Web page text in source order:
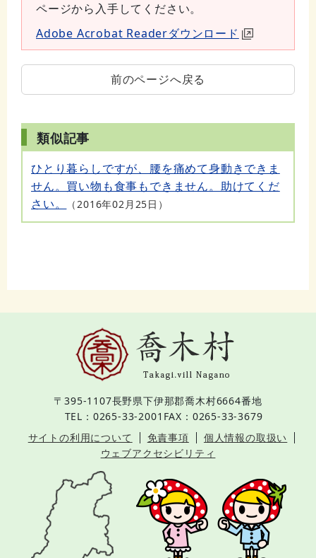
ページから入手してください。
Adobe Acrobat Readerダウンロード
前のページへ戻る
類似記事
ひとり暮らしですが、腰を痛めて身動きできま
せん。買い物も食事もできません。助けてくだ
さい。
2016年02月25日
〒395-1107長野県下伊那郡喬木村6664番地
TEL：0265-33-2001 FAX：0265-33-3679
サイトの利用について
免責事項
個人情報の取扱い
ウェブアクセシビリティ